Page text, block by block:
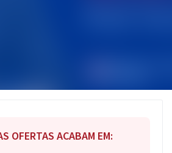
OFERTAS ACABAM EM: